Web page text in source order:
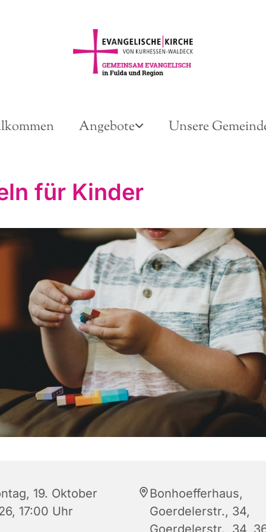
Angebote Unsere
für Kinder
19. Oktober
17:00 Uhr
Bonhoefferhaus,
Goerdelerstr., 34,
Goerdelerstr., 34,